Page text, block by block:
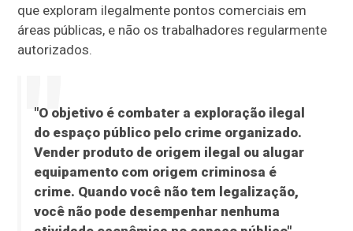
que exploram ilegalmente pontos comerciais em
áreas públicas, e não os trabalhadores regularmente
autorizados.
"O objetivo é combater a exploração ilegal
do espaço público pelo crime organizado.
Vender produto de origem ilegal ou alugar
equipamento com origem criminosa é
crime. Quando você não tem legalização,
você não pode desempenhar nenhuma